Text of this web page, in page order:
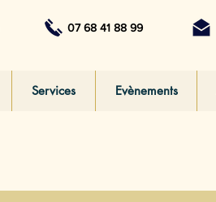
07 68 41 88 99
Services Evènements